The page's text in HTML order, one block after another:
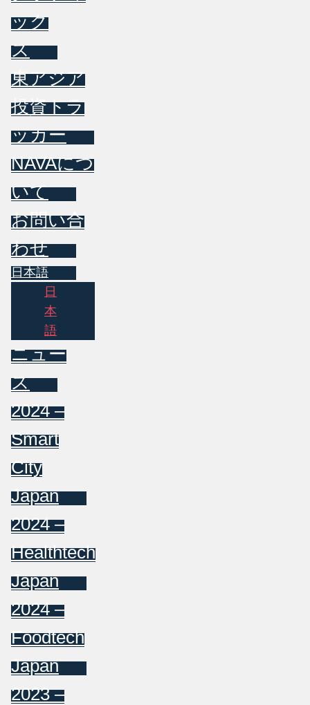
ック
ス
東アジア
投資トラ
ッカー
NAVAにつ
いて
お問い合
わせ
日本語
日
本
語
ニュー
ス
2024 –
Smart
City
Japan
2024 –
Healthtech
Japan
2024 –
Foodtech
Japan
2023 –